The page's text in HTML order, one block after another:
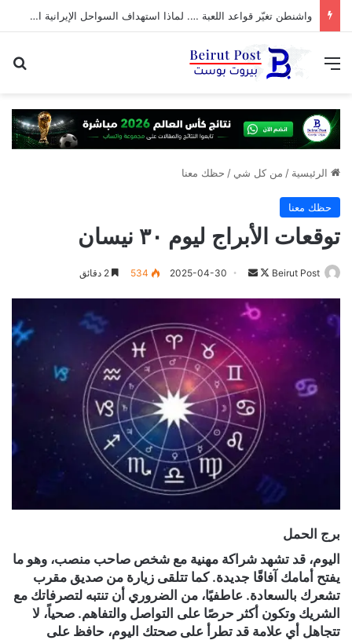
واشنطن تغيّر قواعد اللعبة …. لماذا استهداف السواحل الإيرانية الآن؟
القائمة
الرئيسية / من كل شي / حظك معنا
حظك معنا
توقعات الأبراج ليوم ٣٠ نيسان
Beirut Post
تابع
X
أرسل
إلكترونيا
2025-04-30
534
برج الحمل
اليوم، قد تشهد شراكة مهنية مع شخص صاحب منصب، وهو ما
يفتح أمامك آفاقًا جديدة. كما تتلقى زيارة من صديق مقرب
تشعرك بالسعادة. عاطفيًا، من الضروري أن تنتبه لتصرفاتك مع
الشريك وتكون أكثر حرصًا على التواصل والتفاهم. صحياً، لا
تتجاهل أي علامة قد تطرأ على صحتك اليوم، حافظ على